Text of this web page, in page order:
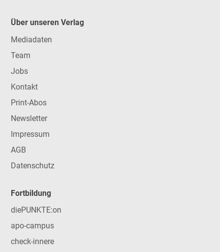
Über unseren Verlag
Mediadaten
Team
Jobs
Kontakt
Print-Abos
Newsletter
Impressum
AGB
Datenschutz
Fortbildung
diePUNKTE:on
apo-campus
check-innere